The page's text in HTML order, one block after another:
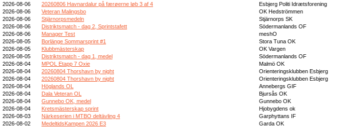
2026-08-06
20260806 Havnardalur på færøerne løb 3 af 4
Esbjerg Politi Idrætsforening
2026-08-06
Veteran Malingsbo
OK Hedströmmen
2026-08-06
Stjärnorpsmedeln
Stjärnorps SK
2026-08-06
Distriktsmatch - dag 2, Sprintstafett
Södermanlands OF
2026-08-06
Manager Test
meshO
2026-08-05
Borlänge Sommarsprint #1
Stora Tuna OK
2026-08-05
Klubbmästerskap
OK Vargen
2026-08-05
Distriktsmatch - dag 1, medel
Södermanlands OF
2026-08-04
MPOL Etapp 7 Oxie
Malmö OK
2026-08-04
20260804 Thorshavn by night
Orienteringsklubben Esbjerg
2026-08-04
20260804 Thorshavn by night
Orienteringsklubben Esbjerg
2026-08-04
Höglands OL
Annebergs GIF
2026-08-04
Dala Veteran OL
Bjursås OK
2026-08-04
Gunnebo OK, medel
Gunnebo OK
2026-08-04
Kretsmästerskap sprint
Hjobygdens ok
2026-08-03
Närkeserien i MTBO deltävling 4
Garphyttans IF
2026-08-02
MedeltidsKampen 2026 E3
Garda OK